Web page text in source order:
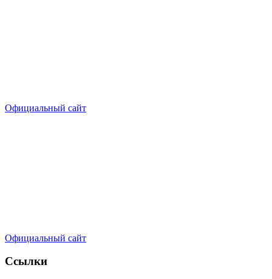
Официальный сайт
Официальный сайт
Ссылки